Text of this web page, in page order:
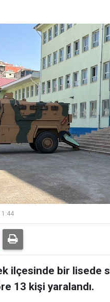
ilçesinde bir lisede
13 kişi yaralandı.